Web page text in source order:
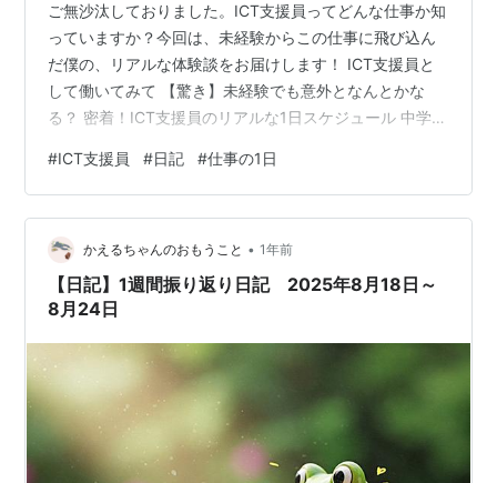
ご無沙汰しておりました。ICT支援員ってどんな仕事か知
っていますか？今回は、未経験からこの仕事に飛び込ん
だ僕の、リアルな体験談をお届けします！ ICT支援員と
して働いてみて 【驚き】未経験でも意外となんとかな
る？ 密着！ICT支援員のリアルな1日スケジュール 中学生
な気がする ICT支援員として働いてみて 学校に訪問し始
めて10日くらいになりますが、先輩に同行していただき
ながらなんとか食らいついているかなといったところで
す。 実際訪問し始めたときは夏休みだったこともあり、
学校に児童・生徒がおらず先生も全員がそろっていたわ
けではなかったので何…
#ICT支援員 #日記 #仕事の1日
かえるちゃんのおもうこと • 1年前
【日記】1週間振り返り日記 2025年8月18日～
8月24日